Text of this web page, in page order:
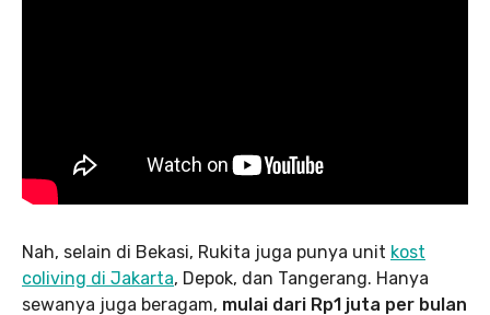
Nah, selain di Bekasi, Rukita juga punya unit kost
coliving di Jakarta, Depok, dan Tangerang. Hanya
sewanya juga beragam, mulai dari Rp1 juta per bulan